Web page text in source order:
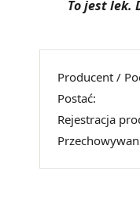
To jest lek.
Producent /
Postać:
Rejestracja